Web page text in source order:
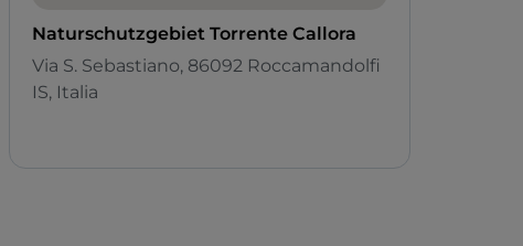
Naturschutzgebiet Torrente Callora
Via S. Sebastiano, 86092 Roccamandolfi
IS, Italia